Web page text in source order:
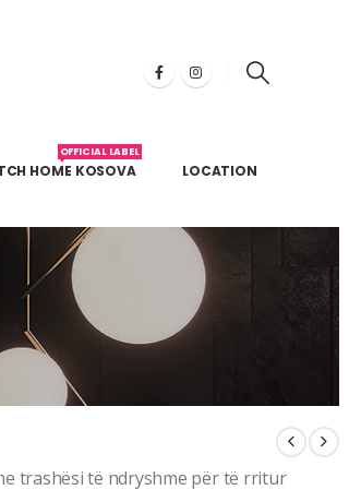
HOME KOSOVA
OFFICIAL LABEL
LOCATION
trashësi të ndryshme për të rritur